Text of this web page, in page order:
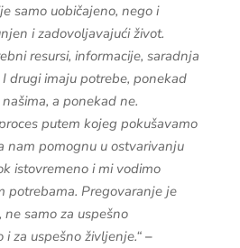
samo uobičajeno, nego i
i zadovoljavajući život.
resursi, informacije, saradnja
drugi imaju potrebe, ponekad
a ponekad ne.
putem kojeg pokušavamo
nam pomognu u ostvarivanju
istovremeno i mi vodimo
potrebama. Pregovaranje je
samo za uspešno
za uspešno življenje.“ –